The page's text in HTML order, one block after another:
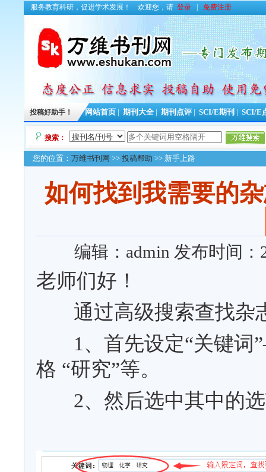
服务教育科研，促进学术发展！ 欢迎您，请 登录 免费注册
投稿好助手！ 网站首页 期刊大全 期刊点评 SCI/E期刊 SCI/E
搜索：
您的位置： 万维书刊网 >> 投稿帮助 >> 新手上路
如何找到我需要的
编辑：admin 发布时间：
老师们好！
通过高级搜索查找杂
1、首先设定“关键词
格 “研究”等。
2、然后选中其中的选